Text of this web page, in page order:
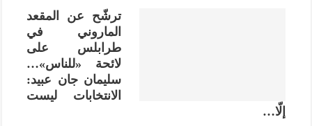
ترشّح عن المقعد
الماروني في
طرابلس على
لائحة «للناس»…
سليمان جان عبيد:
الانتخابات ليست
إلّا…